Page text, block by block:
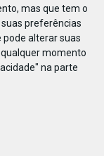
mas que tem o
preferências
pode alterar suas
momento
na parte